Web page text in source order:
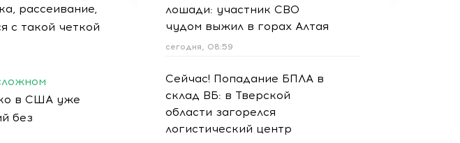
рассеивание,
с такой четкой
в США уже
без
лошади: участник СВО
чудом выжил в горах Алтая
сегодня, 08:59
Сейчас! Попадание БПЛА в
склад ВБ: в Тверской
области загорелся
логистический центр